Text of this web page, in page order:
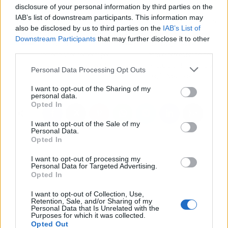
disclosure of your personal information by third parties on the
IAB’s list of downstream participants. This information may
also be disclosed by us to third parties on the IAB’s List of
Downstream Participants that may further disclose it to other
Personal Data Processing Opt Outs
I want to opt-out of the Sharing of my
personal data.
Opted In
I want to opt-out of the Sale of my
Personal Data.
Opted In
I want to opt-out of processing my
Personal Data for Targeted Advertising.
Opted In
I want to opt-out of Collection, Use,
Retention, Sale, and/or Sharing of my
Personal Data that Is Unrelated with the
Purposes for which it was collected.
Opted Out
Artículo anterior
Conseguir una figura
perfecta con el
remodelador corporal por
cavitación de Comercial
Artículo siguiente
para el profesorado son
el futuro de la educación,